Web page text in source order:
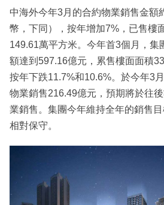
中海外今年3月的合約物業銷售金額
幣，下同），按年增加7%，已售樓
149.61萬平方米。今年首3個月，集
額達到597.16億元，累售樓面面積
按年下跌11.7%和10.6%。於今年3
物業銷售216.49億元，預期將於往
業銷售。集團今年維持全年的銷售
相對保守。